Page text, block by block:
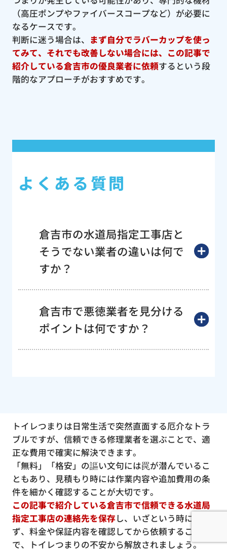
（高圧ポンプやファイバースコープなど）が必要に
なるケースです。
判断に迷う場合は、 まず自分でラバーカップを使っ
てみて、それでも改善しない場合には、この記事で
紹介している倉吉市の優良業者に依頼するという段
階的なアプローチがおすすめです。
よくある質問
倉吉市の水道局指定工事店と
そうでない業者の違いは何で
すか？
倉吉市で悪徳業者を見分ける
ポイントは何ですか？
トイレつまりは日常生活で突然直面する厄介なトラ
ブルですが、信頼できる修理業者を選ぶことで、適
正な費用で確実に解決できます。
「無料」「格安」の謳い文句には罠が潜んでいるこ
ともあり、見積もり時には作業内容や追加費用の条
件を細かく確認することが大切です。
この記事で紹介している倉吉市で信頼できる水道局
指定工事店の連絡先を保存し、いざという時に慌て
ず、料金や保証内容を確認してから依頼すること
で、トイレつまりの不安から解放されましょう。